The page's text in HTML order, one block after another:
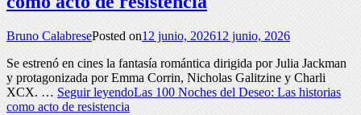
Bruno CalabresePosted on12 junio, 202612 junio, 2026
Se estrenó en cines la fantasía romántica dirigida por Julia Jackman
y protagonizada por Emma Corrin, Nicholas Galitzine y Charli
XCX. … Seguir leyendoLas 100 Noches del Deseo: Las historias
como acto de resistencia